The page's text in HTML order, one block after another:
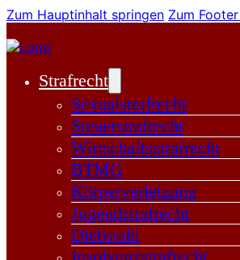
Zum Hauptinhalt springen Zum
Strafrecht
Sexualstrafrecht
Steuerstrafrecht
Wirtschaftsstrafrecht
BTMG
Körperverletzung
Jugendstrafrecht
Diebstahl